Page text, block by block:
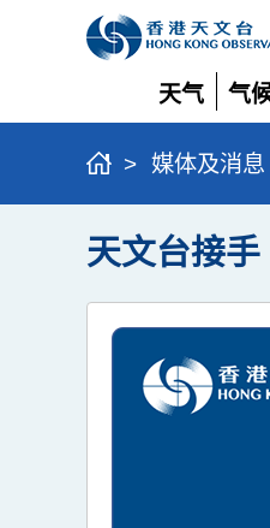
天气
展
开
气
展
开
> 媒体及消息
天文台接